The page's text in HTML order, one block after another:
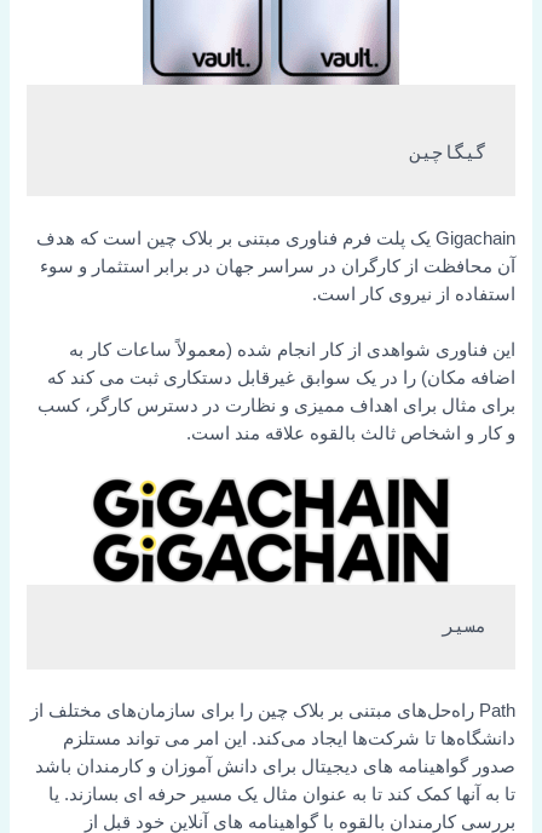
گیگاچین
Gigachain یک پلت فرم فناوری مبتنی بر بلاک چین است که هدف
آن محافظت از کارگران در سراسر جهان در برابر استثمار و سوء
استفاده از نیروی کار است.
این فناوری شواهدی از کار انجام شده (معمولاً ساعات کار به
اضافه مکان) را در یک سوابق غیرقابل دستکاری ثبت می کند که
برای مثال برای اهداف ممیزی و نظارت در دسترس کارگر، کسب
و کار و اشخاص ثالث بالقوه علاقه مند است.
مسیر
Path راه‌حل‌های مبتنی بر بلاک چین را برای سازمان‌های مختلف از
دانشگاه‌ها تا شرکت‌ها ایجاد می‌کند.
این امر می تواند مستلزم
صدور گواهینامه های دیجیتال برای دانش آموزان و کارمندان باشد
تا به آنها کمک کند تا به عنوان مثال یک مسیر حرفه ای بسازند. یا
بررسی کارمندان بالقوه با گواهینامه های آنلاین خود قبل از